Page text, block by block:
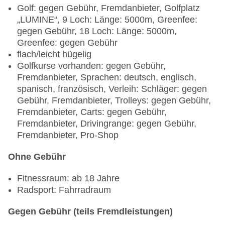
Golf: gegen Gebühr, Fremdanbieter, Golfplatz
„LUMINE“, 9 Loch: Länge: 5000m, Greenfee:
gegen Gebühr, 18 Loch: Länge: 5000m,
Greenfee: gegen Gebühr
flach/leicht hügelig
Golfkurse vorhanden: gegen Gebühr,
Fremdanbieter, Sprachen: deutsch, englisch,
spanisch, französisch, Verleih: Schläger: gegen
Gebühr, Fremdanbieter, Trolleys: gegen Gebühr,
Fremdanbieter, Carts: gegen Gebühr,
Fremdanbieter, Drivingrange: gegen Gebühr,
Fremdanbieter, Pro-Shop
Ohne Gebühr
Fitnessraum: ab 18 Jahre
Radsport: Fahrradraum
Gegen Gebühr (teils Fremdleistungen)